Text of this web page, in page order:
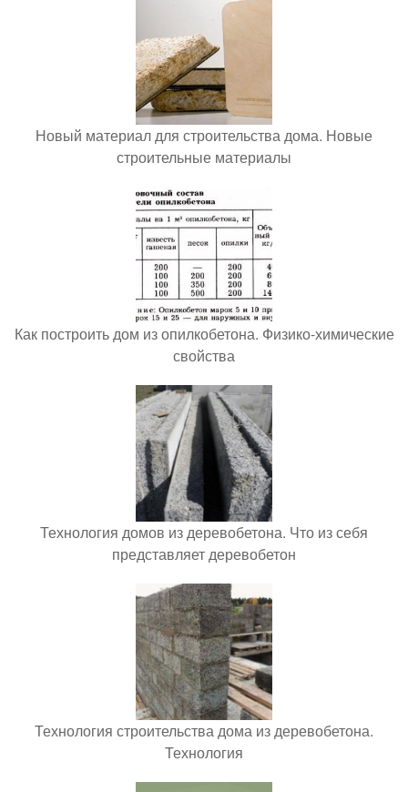
Новый материал для строительства дома. Новые
строительные материалы
Как построить дом из опилкобетона. Физико-химические
свойства
Технология домов из деревобетона. Что из себя
представляет деревобетон
Технология строительства дома из деревобетона.
Технология